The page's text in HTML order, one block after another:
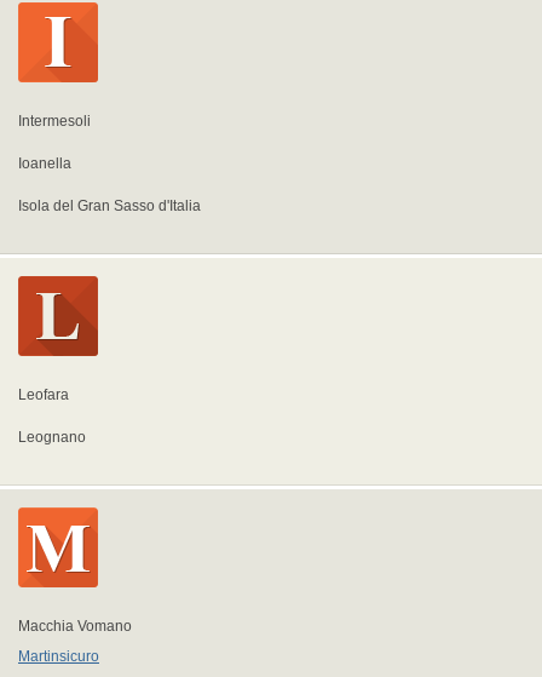
Intermesoli
Ioanella
Isola del Gran Sasso d'Italia
Leofara
Leognano
Macchia Vomano
Martinsicuro